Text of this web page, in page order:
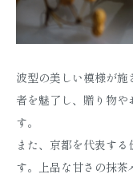
波型の美しい模様が
者を魅了し、贈り物や
す。
また、京都を代表す
す。上品な甘さの抹